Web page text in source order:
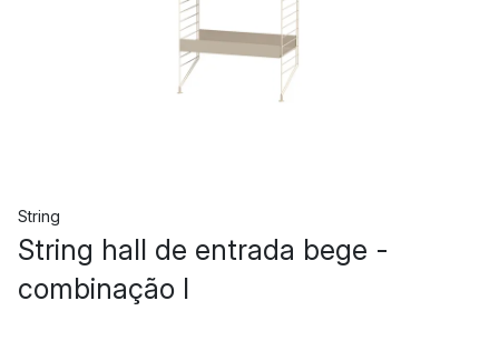
String
String hall de entrada bege -
combinação I